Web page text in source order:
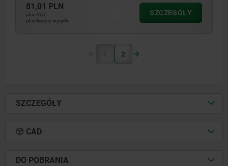
81,01 PLN
plus VAT
plus koszty wysyłki
SZCZEGÓŁY
1 2
SZCZEGÓŁY
CAD
DO POBRANIA